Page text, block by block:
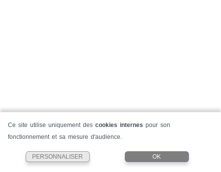
Ce site utilise uniquement des cookies internes pour son
fonctionnement et sa mesure d'audience.
PERSONNALISER OK